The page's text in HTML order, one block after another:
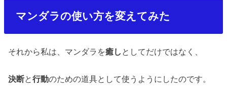
マンダラの使い方を変えてみた
それから私は、マンダラを癒し としてだけではなく、
決断と行動のための道具として使うようにしたのです。